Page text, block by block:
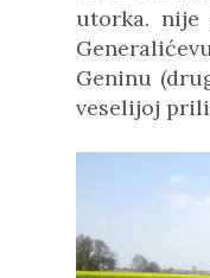
utorka. nije
Geninu
veselijoj